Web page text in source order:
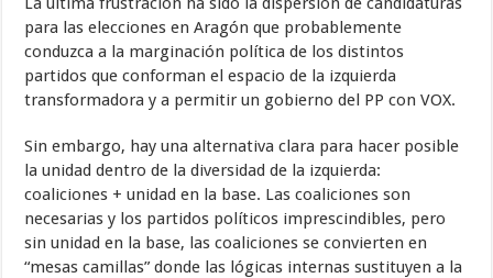
para las elecciones en Aragón que probablemente
conduzca a la marginación política de los distintos
partidos que conforman el espacio de la izquierda
transformadora y a permitir un gobierno del PP con VOX.
Sin embargo, hay una alternativa clara para hacer posible
la unidad dentro de la diversidad de la izquierda:
coaliciones + unidad en la base. Las coaliciones son
necesarias y los partidos políticos imprescindibles, pero
sin unidad en la base, las coaliciones se convierten en
“mesas camillas” donde las lógicas internas sustituyen a la